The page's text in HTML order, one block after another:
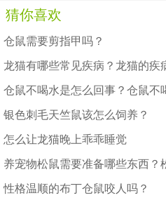
猜你喜欢
仓鼠需要剪指甲吗？
龙猫有哪些常见疾病？龙猫的疾
仓鼠不喝水是怎么回事？仓鼠不
银色刺毛天竺鼠该怎么饲养？
怎么让龙猫晚上乖乖睡觉
养宠物松鼠需要准备哪些东西？
性格温顺的布丁仓鼠咬人吗？